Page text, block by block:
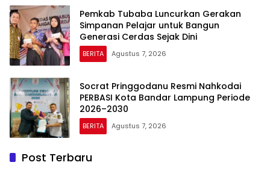
Pemkab Tubaba Luncurkan Gerakan
Simpanan Pelajar untuk Bangun
Generasi Cerdas Sejak Dini
BERITA Agustus 7, 2026
Socrat Pringgodanu Resmi Nahkodai
PERBASI Kota Bandar Lampung Periode
2026–2030
BERITA Agustus 7, 2026
Post Terbaru